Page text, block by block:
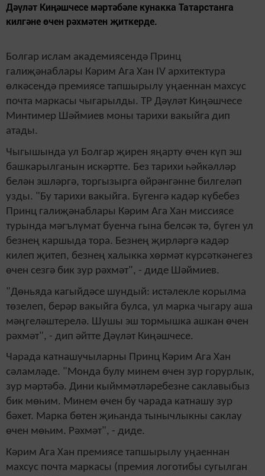
Дәүләт Киңәшчесе мәртәбәле кунакка Татарстанга
килгәне өчен рәхмәтен җиткерде.
Болгар ислам академиясендә Принц
галиҗәнаблары Кәрим Ага Хан IV архитектура
өлкәсендә премиясе тапшырылу уңаеннан махсус
почта маркасы чыгарылды. ТР Дәүләт Киңәшчесе
Минтимер Шәймиев моны тарихи вакыйга дип
атады.
Чыгышында ул Болгар җирен яңарту өчен күп эш
башкарылганын искәртте. Без тарихи һәйкәлләр
белән эшләргә, торгызырга өйрәнгәнне билгеләп
узды. "Бу тарихи вакыйга. Бүгенгә кадәр күбебез
Принц галиҗәнаблары Кәрим Ага Хан миссиясе
турында мәгълүмат буенча гына белсәк тә, бүген ул
безнең каршыда тора. Безнең җирләргә кадәр
килеп җитеп, безнең халыкка хөрмәт күрсәткәнегез
өчен сезгә бик зур рәхмәт", - диде Шәймиев.
"Дөньяда кагыйдәсе шундый: истәлекле корылма
төзелеп, берәр вакыйга булса, ул марка чыгару аша
мәңгеләштерелә. Шушы эш тормышка ашкан өчен
рәхмәт", - дип әйтте Дәүләт Киңәшчесе.
Чарада катнашучыларны Принц Кәрим Ага Хан
сәламләде. "Монда булу минем өчен зур горурлык,
зур мәртәбә. Дини кыйммәтләребезне саклавыбыз
бик мөһим. Минем өчен бу чарада катнашу зур
бәхет. Марка бөтен җиһанда тынычлыкны саклау
өчен мөһим. Рәхмәт", - диде.
Кәрим Ага Хан премиясе тапшырылу уңаеннан
махсус почта маркасы (премия логотибы сугылган